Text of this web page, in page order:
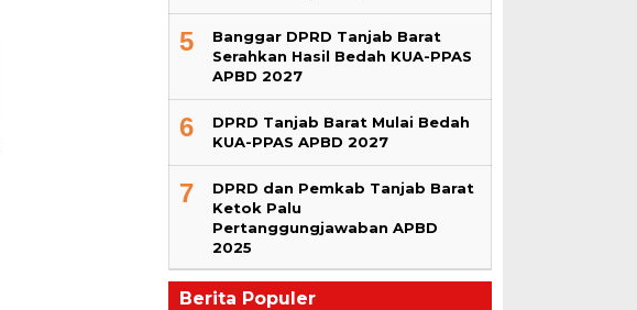
5
Banggar DPRD Tanjab Barat
Serahkan Hasil Bedah KUA-PPAS
APBD 2027
6
DPRD Tanjab Barat Mulai Bedah
KUA-PPAS APBD 2027
7
DPRD dan Pemkab Tanjab Barat
Ketok Palu
Pertanggungjawaban APBD
2025
Berita Populer